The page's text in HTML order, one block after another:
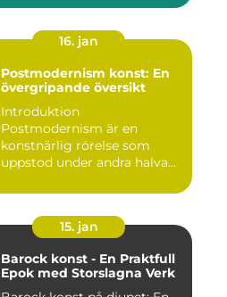
16. jan
Postmodernism konst: En
övergripande översikt
Introduktion
Postmodernism är en
konstnärlig rörelse som
uppstod under andra halvan
15. jan
Barock konst - En Praktfull
Epok med Storslagna Verk